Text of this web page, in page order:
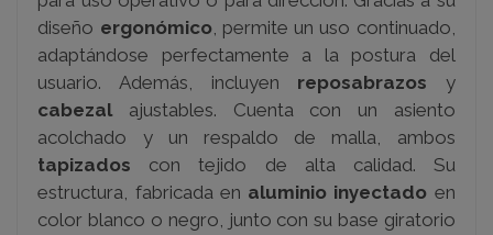
diseño ergonómico, permite un uso continuado,
adaptándose perfectamente a la postura del
usuario. Además, incluyen reposabrazos y
cabezalajustables. Cuenta con un asiento
acolchado y un respaldo de malla, ambos
tapizados con tejido de alta calidad. Su
estructura, fabricada en aluminio inyectado en
color blanco o negro, junto con su base giratorio